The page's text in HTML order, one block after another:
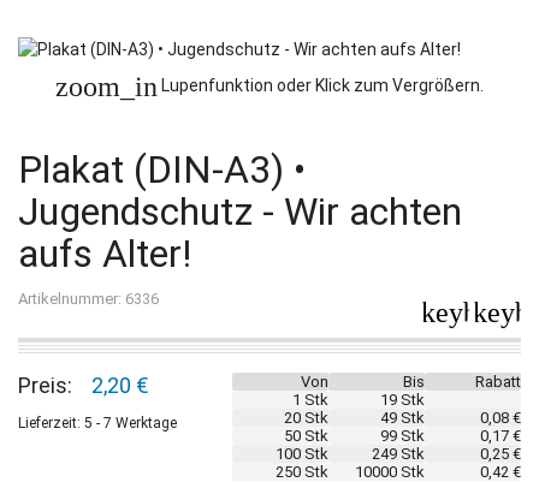
zoom_in Lupenfunktion oder Klick zum Vergrößern.
Plakat (DIN-A3) •
Jugendschutz - Wir achten
aufs Alter!
Artikelnummer: 6336
Von Bis
Rabatt
1 Stk
19 Stk
20 Stk
49 Stk
0,08 €
50 Stk
99 Stk
0,17 €
100 Stk
249 Stk
0,25 €
250 Stk
10000 Stk 0,42 €
Preis: 2,20 €
Lieferzeit: 5 - 7 Werktage